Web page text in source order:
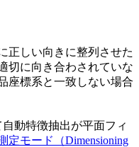
正しい向きに整列させた
切に向き合わされていな
座標系と一致しない場合
自動特徴抽出が平面フィ
定モード（Dimensioning